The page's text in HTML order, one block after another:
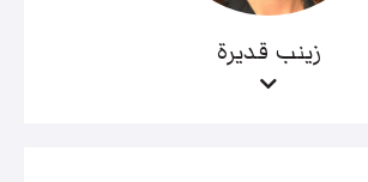
زينب قديرة